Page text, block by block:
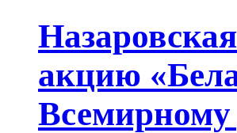
акцию
Всемирному